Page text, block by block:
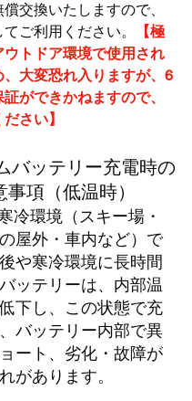
交換いたしますので、
ご利用ください。
【極
トドア環境で使用され
、大変恐れ入りますが、6
ができかねますので、
さい】
バッテリー充電時の
項（低温時）
冷環境（スキー場・
屋外・車内など）で
や寒冷環境に長時間
ッテリーは、内部温
下し、この状態で充
バッテリー内部で異
ート、劣化・故障が
があります。